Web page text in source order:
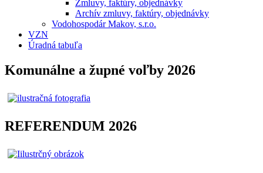
Zmluvy, faktúry, objednávky
Archív zmluvy, faktúry, objednávky
Vodohospodár Makov, s.r.o.
VZN
Úradná tabuľa
Komunálne a župné voľby 2026
REFERENDUM 2026